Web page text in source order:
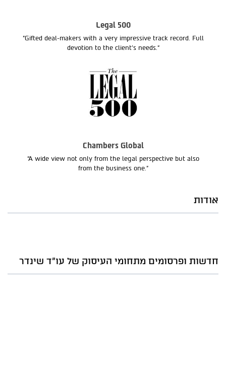
Legal 500
"Gifted deal-makers with a very impressive track record. Full
devotion to the client’s needs.“
Chambers Global
“A wide view not only from the legal perspective but also
from the business one.”
אודות
חדשות ופרסומים מתחומי העיסוק של עו"ד שינדר